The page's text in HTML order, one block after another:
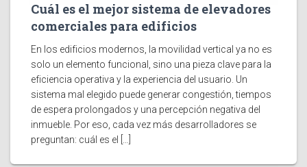
Cuál es el mejor sistema de elevadores
comerciales para edificios
En los edificios modernos, la movilidad vertical ya no es
solo un elemento funcional, sino una pieza clave para la
eficiencia operativa y la experiencia del usuario. Un
sistema mal elegido puede generar congestión, tiempos
de espera prolongados y una percepción negativa del
inmueble. Por eso, cada vez más desarrolladores se
preguntan: cuál es el […]